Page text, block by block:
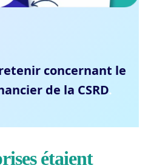
concernant le
de la CSRD.
étaient